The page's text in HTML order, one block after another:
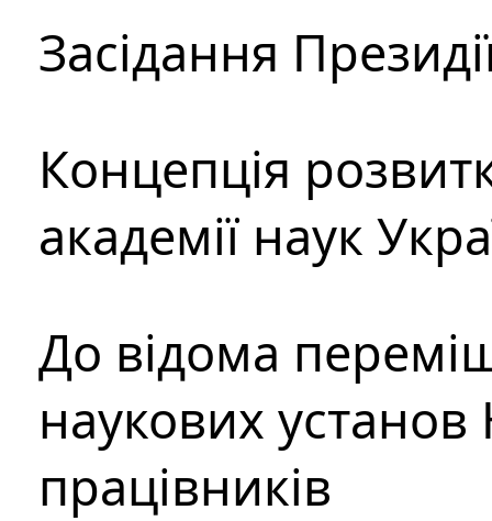
Засідання
Концепція
академії наук
До відома
наукових установ
працівників